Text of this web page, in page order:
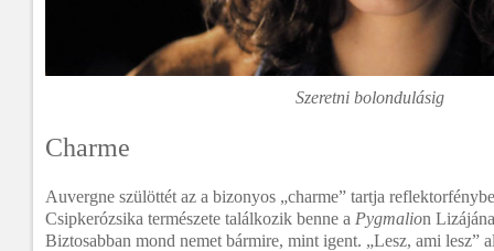
Szeretni bolondulásig
Charme
Auvergne szülöttét az a bizonyos „charme” tartja
Csipkerózsika természete találkozik benne a Pygmalion
Biztosabban mond nemet bármire, mint igent. „Lesz, ami lesz”